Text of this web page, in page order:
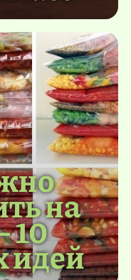
на
10
идей